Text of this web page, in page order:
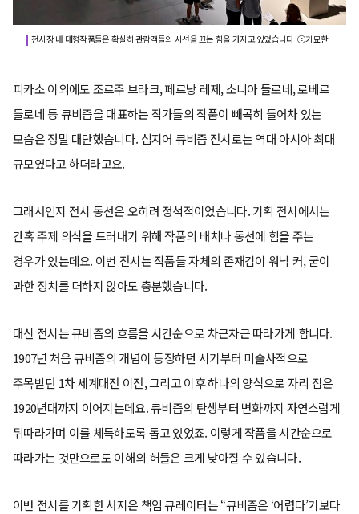
전시장 내 대형작품들은 확실히 관람객들의 시선을 끄는 힘을 가지고 있었습니다 ⓒ기묘한
피카소 이외에도 조르주 브라크, 페르낭 레제, 소니아 들로네, 로베르
들로네 등 큐비즘을 대표하는 작가들의 작품이 빼곡히 들어차 있는
모습은 정말 대단했습니다. 심지어 큐비즘 전시로는 역대 아시아 최대
규모였다고 하더라고요.
그래서인지 전시 동선은 오히려 정석적이었습니다. 기획 전시에서는
간혹 주제 의식을 드러내기 위해 작품의 배치나 동선에 힘을 주는
경우가 있는데요. 이번 전시는 작품들 자체의 존재감이 워낙 커, 굳이
과한 장치를 더하지 않아도 충분했습니다.
대신 전시는 큐비즘의 흐름을 시간순으로 차근차근 따라가게 합니다.
1907년 처음 큐비즘의 개념이 등장하던 시기부터 미술사적으로
주목받던 1차 세계대전 이전, 그리고 이후 하나의 양식으로 자리 잡은
1920년대까지 이어지는데요. 큐비즘의 탄생부터 변화까지 자연스럽게
뒤따라가며 이를 체득하도록 돕고 있었죠. 이렇게 작품을 시간순으로
따라가는 것만으로도 이해의 허들은 크게 낮아질 수 있습니다.
이번 전시를 기획한 서지은 책임 큐레이터는 “큐비즘은 ‘어렵다’기보다